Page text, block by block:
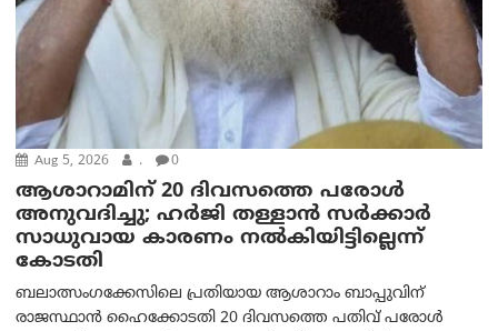
Aug 5, 2026 . 0
ആശാറാമിന് 20 ദിവസത്തെ പരോൾ
അനുവദിച്ചു; ഹർജി തള്ളാൻ സർക്കാർ
സാധുവായ കാരണം നൽകിയിട്ടില്ലെന്ന്
കോടതി
ബലാത്സംഗക്കേസിലെ പ്രതിയായ ആശാറാം ബാപ്പുവിന്
രാജസ്ഥാൻ ഹൈക്കോടതി 20 ദിവസത്തെ പതിവ് പരോൾ